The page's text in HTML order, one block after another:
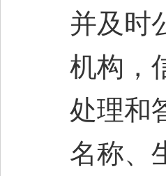
并及时
机构，
处理和
名称、